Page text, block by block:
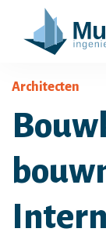
Architecten